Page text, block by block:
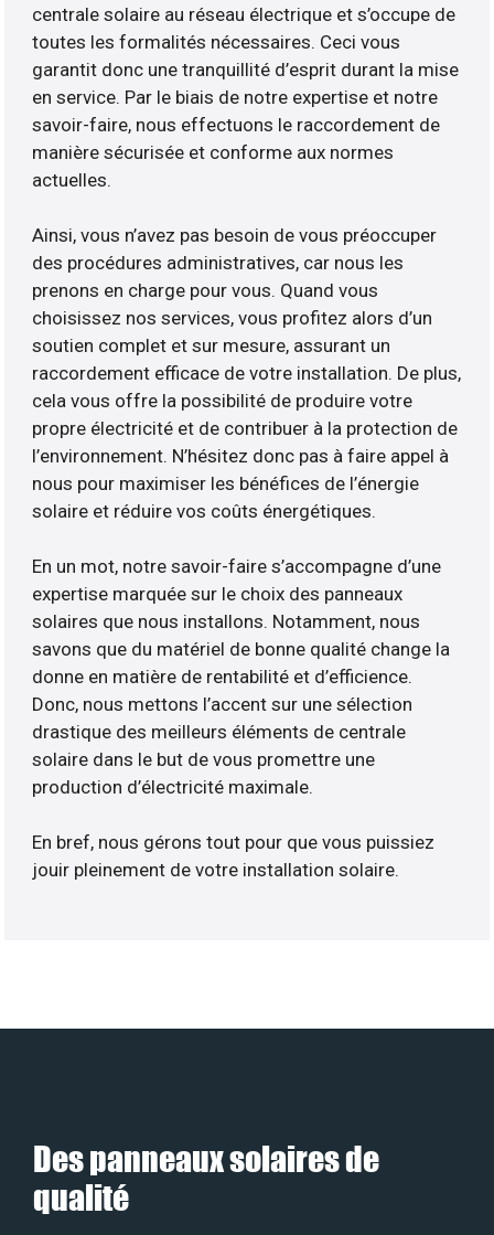
centrale solaire au réseau électrique et s’occupe de
toutes les formalités nécessaires. Ceci vous
garantit donc une tranquillité d’esprit durant la mise
en service. Par le biais de notre expertise et notre
savoir-faire, nous effectuons le raccordement de
manière sécurisée et conforme aux normes
actuelles.
Ainsi, vous n’avez pas besoin de vous préoccuper
des procédures administratives, car nous les
prenons en charge pour vous. Quand vous
choisissez nos services, vous profitez alors d’un
soutien complet et sur mesure, assurant un
raccordement efficace de votre installation. De plus,
cela vous offre la possibilité de produire votre
propre électricité et de contribuer à la protection de
l’environnement. N’hésitez donc pas à faire appel à
nous pour maximiser les bénéfices de l’énergie
solaire et réduire vos coûts énergétiques.
En un mot, notre savoir-faire s’accompagne d’une
expertise marquée sur le choix des panneaux
solaires que nous installons. Notamment, nous
savons que du matériel de bonne qualité change la
donne en matière de rentabilité et d’efficience.
Donc, nous mettons l’accent sur une sélection
drastique des meilleurs éléments de centrale
solaire dans le but de vous promettre une
production d’électricité maximale.
En bref, nous gérons tout pour que vous puissiez
jouir pleinement de votre installation solaire.
Des panneaux solaires de
qualité